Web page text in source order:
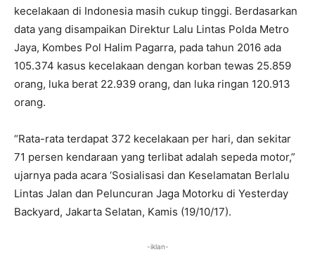
kecelakaan di Indonesia masih cukup tinggi. Berdasarkan
data yang disampaikan Direktur Lalu Lintas Polda Metro
Jaya, Kombes Pol Halim Pagarra, pada tahun 2016 ada
105.374 kasus kecelakaan dengan korban tewas 25.859
orang, luka berat 22.939 orang, dan luka ringan 120.913
orang.
“Rata-rata terdapat 372 kecelakaan per hari, dan sekitar
71 persen kendaraan yang terlibat adalah sepeda motor,”
ujarnya pada acara ‘Sosialisasi dan Keselamatan Berlalu
Lintas Jalan dan Peluncuran Jaga Motorku di Yesterday
Backyard, Jakarta Selatan, Kamis (19/10/17).
-iklan-